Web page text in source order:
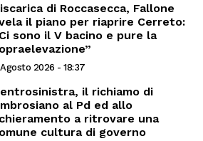
di Roccasecca, Fallone
il piano per riaprire Cerreto:
sono il V bacino e pure la
2026 - 18:37
il richiamo di
al Pd ed allo
a ritrovare una
cultura di governo